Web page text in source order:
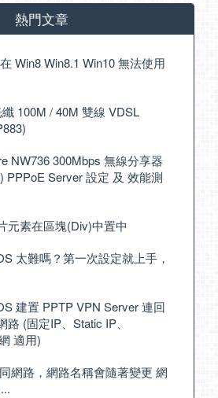
熱門文章
Win8 Win8.1 Win10 無法使用
100M / 40M 雙線 VDSL
NW736 300Mbps 無線分享器
PPPoE Server 設定 及 效能測
元素在區塊(Div)中置中
太難嗎？第一次設定就上手，
建置 PPTP VPN Server 連回
(固定IP、Static IP、
適用)
網路，網路名稱會隨著變更 網